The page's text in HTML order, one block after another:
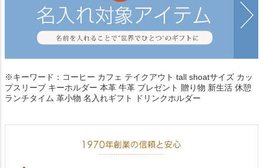
※キーワード：コーヒー カフェ テイクアウト tall shoatサイズ カッ
プスリーブ キーホルダー 本革 牛革 プレゼント 贈り物 新生活 休憩
ランチタイム 革小物 名入れギフト ドリンクホルダー